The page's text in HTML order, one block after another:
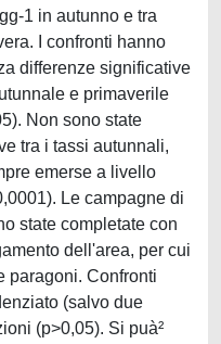
1 in autunno e tra
I confronti hanno
differenze significative
e primaverile
Non sono state
tra i tassi autunnali,
emerse a livello
Le campagne di
state completate con
dell'area, per cui
paragoni. Confronti
(salvo due
(p>0,05). Si puà²